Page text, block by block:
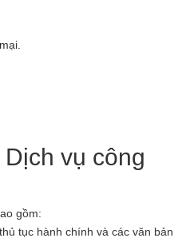
vụ công
gồm:
tục hành chính và các văn bản